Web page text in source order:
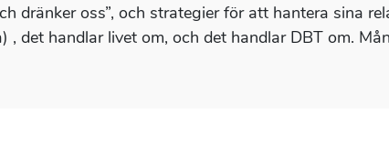
dränker oss”, och strategier för att hantera sina
, det handlar livet om, och det handlar DBT om.